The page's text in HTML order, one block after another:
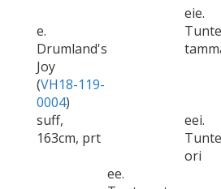
e.
Drumland's
Joy
(VH18-119-
0004)
suff,
163cm, prt
eie.
ee.
eei.
ori